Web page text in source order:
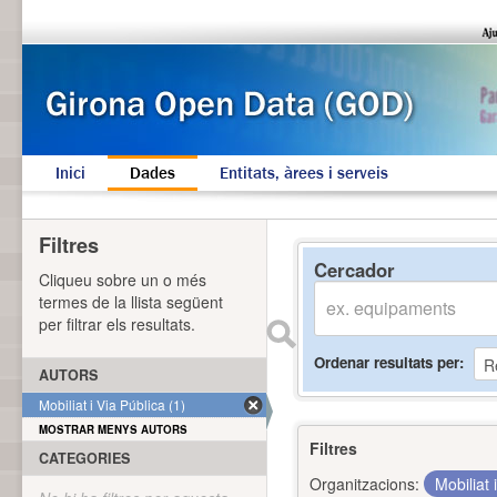
Inici Dades Entitats, àrees i serveis
Cercador
Ordenar resultats per
Filtres
Organitzacions:
Mobiliat
Filtres
Cliqueu sobre un o més
termes de la llista següent
per filtrar els resultats.
AUTORS
Mobiliat i Via Pública (1)
MOSTRAR MENYS AUTORS
CATEGORIES